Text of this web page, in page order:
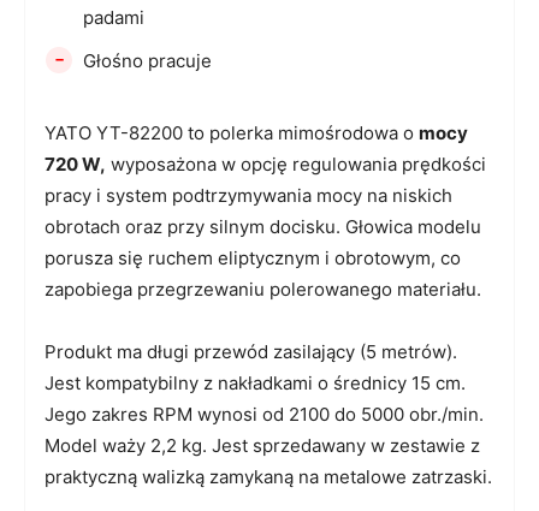
YATO YT-82200 to polerka mimośrodowa o mocy
720 W, wyposażona w opcję regulowania prędkości
pracy i system podtrzymywania mocy na niskich
obrotach oraz przy silnym docisku. Głowica modelu
porusza się ruchem eliptycznym i obrotowym, co
zapobiega przegrzewaniu polerowanego materiału.
Produkt ma długi przewód zasilający (5 metrów).
Jest kompatybilny z nakładkami o średnicy 15 cm.
Jego zakres RPM wynosi od 2100 do 5000 obr./min.
Model waży 2,2 kg. Jest sprzedawany w zestawie z
praktyczną walizką zamykaną na metalowe zatrzaski.
padami
- Głośno pracuje